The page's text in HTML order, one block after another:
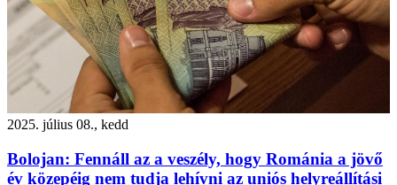
2025. július 08., kedd
Bolojan: Fennáll az a veszély, hogy Románia a jövő
év közepéig nem tudja lehívni az uniós helyreállítási